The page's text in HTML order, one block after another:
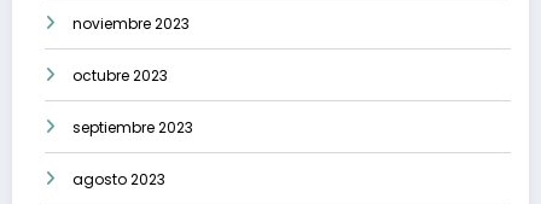
noviembre 2023
octubre 2023
septiembre 2023
agosto 2023